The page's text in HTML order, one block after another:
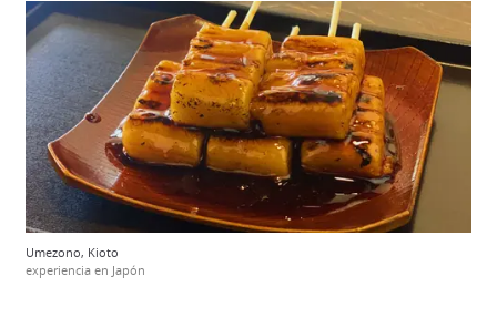
Umezono, Kioto
experiencia en Japón